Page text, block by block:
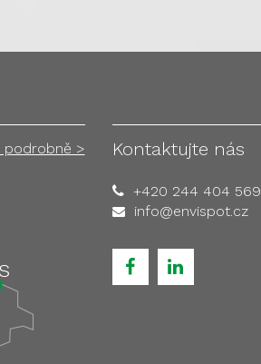
podrobně > Kontaktujte nás
+420 244 404 569
info@envispot.cz